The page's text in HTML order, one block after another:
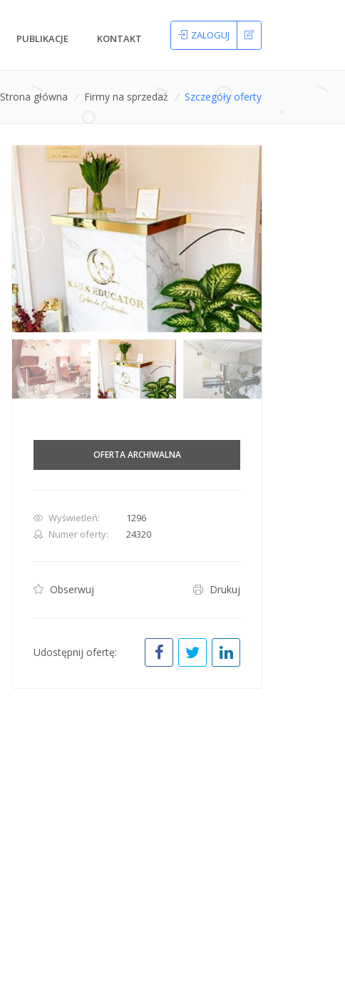
PUBLIKACJE KONTAKT ZALOGUJ
Strona główna / Firmy na sprzedaż / Szczegóły oferty
OFERTA ARCHIWALNA
Wyświetleń:
1296
Numer oferty:
24320
Obserwuj Drukuj
Udostępnij ofertę: